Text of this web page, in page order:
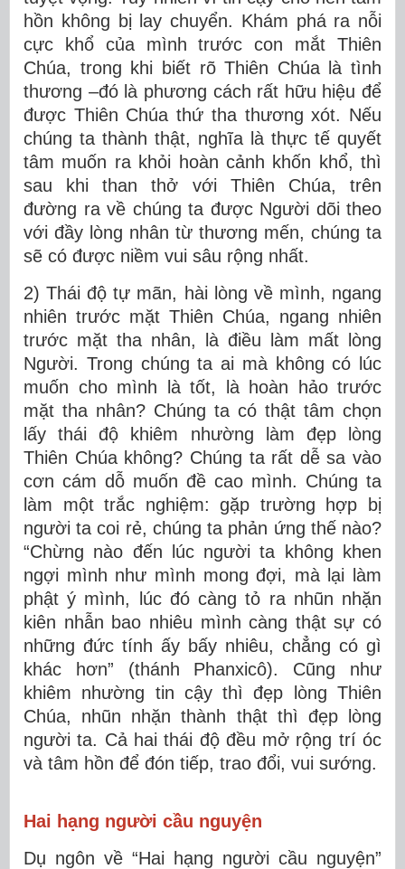
hồn không bị lay chuyển. Khám phá ra nỗi
cực khổ của mình trước con mắt Thiên
Chúa, trong khi biết rõ Thiên Chúa là tình
thương –đó là phương cách rất hữu hiệu để
được Thiên Chúa thứ tha thương xót. Nếu
chúng ta thành thật, nghĩa là thực tế quyết
tâm muốn ra khỏi hoàn cảnh khốn khổ, thì
sau khi than thở với Thiên Chúa, trên
đường ra về chúng ta được Người dõi theo
với đầy lòng nhân từ thương mến, chúng ta
sẽ có được niềm vui sâu rộng nhất.
2) Thái độ tự mãn, hài lòng về mình, ngang
nhiên trước mặt Thiên Chúa, ngang nhiên
trước mặt tha nhân, là điều làm mất lòng
Người. Trong chúng ta ai mà không có lúc
muốn cho mình là tốt, là hoàn hảo trước
mặt tha nhân? Chúng ta có thật tâm chọn
lấy thái độ khiêm nhường làm đẹp lòng
Thiên Chúa không? Chúng ta rất dễ sa vào
cơn cám dỗ muốn đề cao mình. Chúng ta
làm một trắc nghiệm: gặp trường hợp bị
người ta coi rẻ, chúng ta phản ứng thế nào?
“Chừng nào đến lúc người ta không khen
ngợi mình như mình mong đợi, mà lại làm
phật ý mình, lúc đó càng tỏ ra nhũn nhặn
kiên nhẫn bao nhiêu mình càng thật sự có
những đức tính ấy bấy nhiêu, chẳng có gì
khác hơn” (thánh Phanxicô). Cũng như
khiêm nhường tin cậy thì đẹp lòng Thiên
Chúa, nhũn nhặn thành thật thì đẹp lòng
người ta. Cả hai thái độ đều mở rộng trí óc
và tâm hồn để đón tiếp, trao đổi, vui sướng.
Hai hạng người cầu nguyện
Dụ ngôn về “Hai hạng người cầu nguyện”